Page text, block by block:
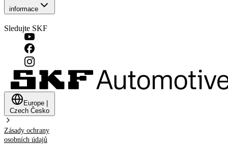
informace
Sledujte SKF
Europe
Czech Česko
Zásady ochrany
osobních údajů